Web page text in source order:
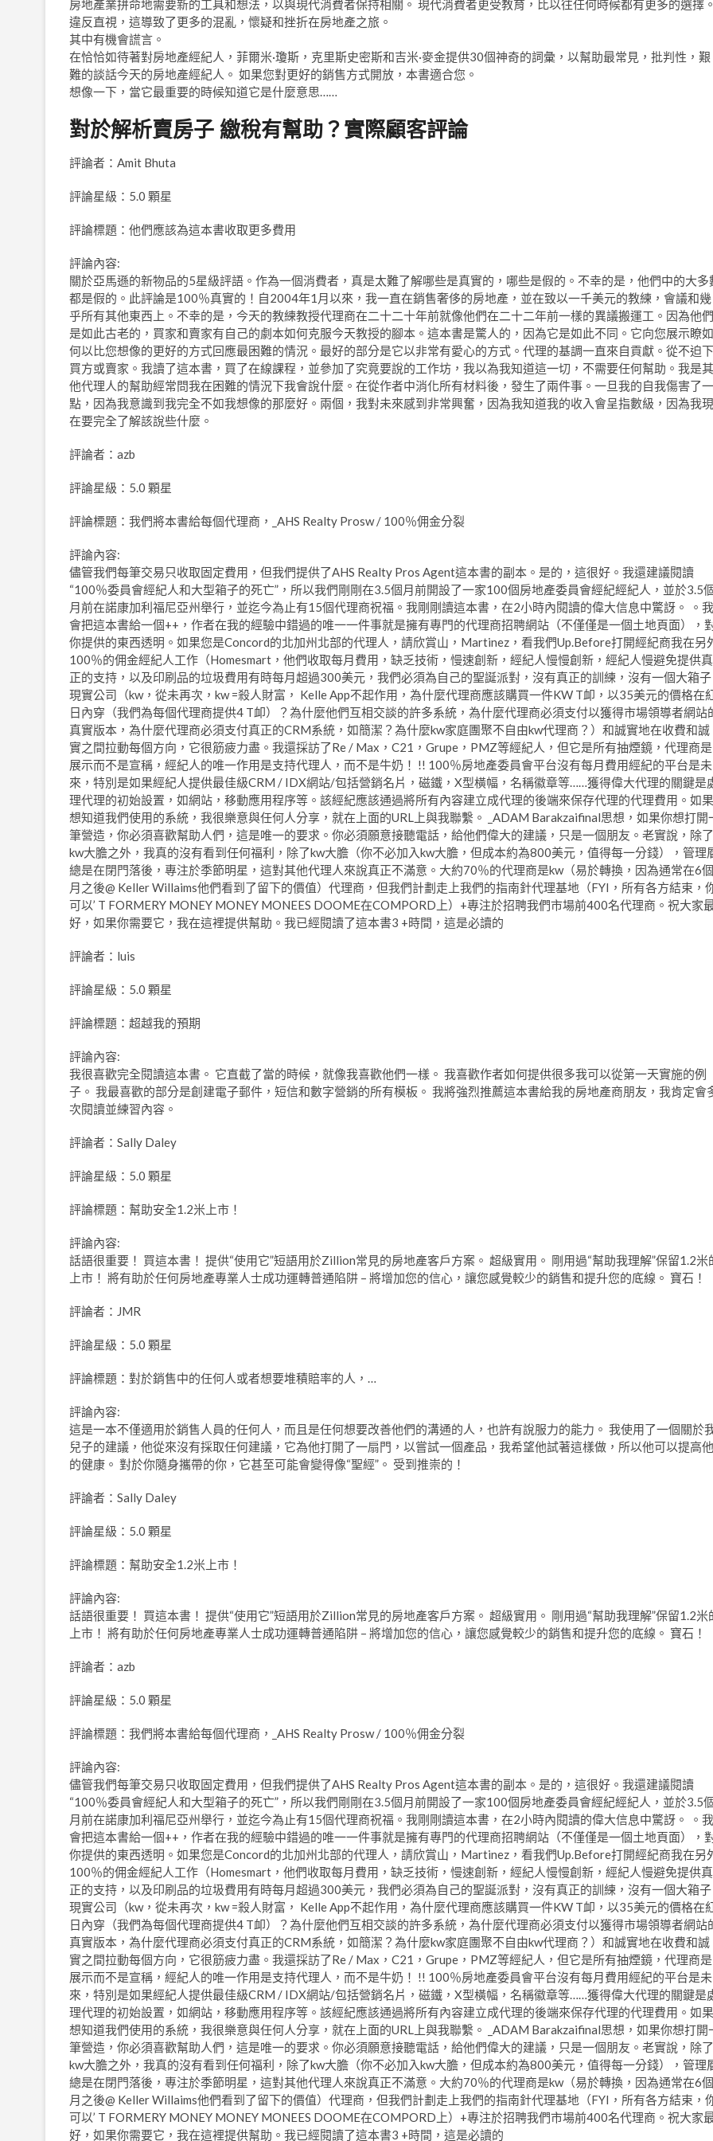
房地產業拼命地需要新的工具和想法，以與現代消費者保持相關。 現代消費者更受教育，比以往任何時候都有更多的選擇
違反直視，這導致了更多的混亂，懷疑和挫折在房地產之旅。
其中有機會謊言。
在恰恰如待著對房地產經紀人，菲爾米·瓊斯，克里斯史密斯和吉米·麥金提供30個神奇的詞彙，以幫助最常見，批判性，艱
難的談話今天的房地產經紀人。 如果您對更好的銷售方式開放，本書適合您。
想像一下，當它最重要的時候知道它是什麼意思……
對於解析賣房子 繳稅有幫助？實際顧客評論
評論者：Amit Bhuta
評論星級：5.0 顆星
評論標題：他們應該為這本書收取更多費用
評論內容:
關於亞馬遜的新物品的5星級評語。作為一個消費者，真是太難了解哪些是真實的，哪些是假的。不幸的是，他們中的大多
都是假的。此評論是100％真實的！自2004年1月以來，我一直在銷售奢侈的房地產，並在致以一千美元的教練，會議和幾
乎所有其他東西上。不幸的是，今天的教練教授代理商在二十二十年前就像他們在二十二年前一樣的異議搬運工。因為他們
是如此古老的，買家和賣家有自己的劇本如何克服今天教授的腳本。這本書是驚人的，因為它是如此不同。它向您展示瞭如
何以比您想像的更好的方式回應最困難的情況。最好的部分是它以非常有愛心的方式。代理的基調一直來自貢獻。從不迫下
買方或賣家。我讀了這本書，買了在線課程，並參加了究竟要說的工作坊，我以為我知道這一切，不需要任何幫助。我是其
他代理人的幫助經常問我在困難的情況下我會說什麼。在從作者中消化所有材料後，發生了兩件事。一旦我的自我傷害了一
點，因為我意識到我完全不如我想像的那麼好。兩個，我對未來感到非常興奮，因為我知道我的收入會呈指數級，因為我現
在要完全了解該說些什麼。
評論者：azb
評論星級：5.0 顆星
評論標題：我們將本書給每個代理商，_AHS Realty Prosw / 100％佣金分裂
評論內容:
儘管我們每筆交易只收取固定費用，但我們提供了AHS Realty Pros Agent這本書的副本。是的，這很好。我還建議閱讀
“100％委員會經紀人和大型箱子的死亡”，所以我們剛剛在3.5個月前開設了一家100個房地產委員會經紀經紀人，並於3.5
月前在諾康加利福尼亞州舉行，並迄今為止有15個代理商祝福。我剛剛讀這本書，在2小時內閱讀的偉大信息中驚訝。 。我
會把這本書給一個++，作者在我的經驗中錯過的唯一一件事就是擁有專門的代理商招聘網站（不僅僅是一個土地頁面），
你提供的東西透明。如果您是Concord的北加州北部的代理人，請欣賞山，Martinez，看我們Up.Before打開經紀商我在另
100％的佣金經紀人工作（Homesmart，他們收取每月費用，缺乏技術，慢速創新，經紀人慢慢創新，經紀人慢避免提供真
正的支持，以及印刷品的垃圾費用有時每月超過300美元，我們必須為自己的聖誕派對，沒有真正的訓練，沒有一個大箱子
現實公司（kw，從未再次，kw =殺人財富， Kelle App不起作用，為什麼代理商應該購買一件KW T卹，以35美元的價格在
日內穿（我們為每個代理商提供4 T卹）？為什麼他們互相交談的許多系統，為什麼代理商必須支付以獲得市場領導者網站
真實版本，為什麼代理商必須支付真正的CRM系統，如簡潔？為什麼kw家庭團聚不自由kw代理商？）和誠實地在收費和誠
實之間拉動每個方向，它很筋疲力盡。我還採訪了Re / Max，C21，Grupe，PMZ等經紀人，但它是所有抽煙鏡，代理商是
展示而不是宣稱，經紀人的唯一作用是支持代理人，而不是牛奶！ !! 100％房地產委員會平台沒有每月費用經紀的平台是未
來，特別是如果經紀人提供最佳級CRM / IDX網站/包括營銷名片，磁鐵，X型橫幅，名稱徽章等……獲得偉大代理的關鍵是
理代理的初始設置，如網站，移動應用程序等。該經紀應該通過將所有內容建立成代理的後端來保存代理的代理費用。如果
想知道我們使用的系統，我很樂意與任何人分享，就在上面的URL上與我聯繫。 _ADAM Barakzaifinal思想，如果你想打開
筆營造，你必須喜歡幫助人們，這是唯一的要求。你必須願意接聽電話，給他們偉大的建議，只是一個朋友。老實說，除了
kw大膽之外，我真的沒有看到任何福利，除了kw大膽（你不必加入kw大膽，但成本約為800美元，值得每一分錢），管理
總是在閉門落後，專注於季節明星，這對其他代理人來說真正不滿意。大約70％的代理商是kw（易於轉換，因為通常在6個
月之後@ Keller Willaims他們看到了留下的價值）代理商，但我們計劃走上我們的指南針代理基地（FYI，所有各方結束，
可以’ T FORMERY MONEY MONEY MONEES DOOME在COMPORD上）+專注於招聘我們市場前400名代理商。祝大家
好，如果你需要它，我在這裡提供幫助。我已經閱讀了這本書3 +時間，這是必讀的
評論者：luis
評論星級：5.0 顆星
評論標題：超越我的預期
評論內容:
我很喜歡完全閱讀這本書。 它直截了當的時候，就像我喜歡他們一樣。 我喜歡作者如何提供很多我可以從第一天實施的例
子。 我最喜歡的部分是創建電子郵件，短信和數字營銷的所有模板。 我將強烈推薦這本書給我的房地產商朋友，我肯定會
次閱讀並練習內容。
評論者：Sally Daley
評論星級：5.0 顆星
評論標題：幫助安全1.2米上市！
評論內容:
話語很重要！ 買這本書！ 提供“使用它”短語用於Zillion常見的房地產客戶方案。 超級實用。 剛用過“幫助我理解”保留1.2米
上市！ 將有助於任何房地產專業人士成功運轉普通陷阱 – 將增加您的信心，讓您感覺較少的銷售和提升您的底線。 寶石！
評論者：JMR
評論星級：5.0 顆星
評論標題：對於銷售中的任何人或者想要堆積賠率的人，…
評論內容:
這是一本不僅適用於銷售人員的任何人，而且是任何想要改善他們的溝通的人，也許有說服力的能力。 我使用了一個關於
兒子的建議，他從來沒有採取任何建議，它為他打開了一扇門，以嘗試一個產品，我希望他試著這樣做，所以他可以提高他
的健康。 對於你隨身攜帶的你，它甚至可能會變得像“聖經”。 受到推崇的！
評論者：Sally Daley
評論星級：5.0 顆星
評論標題：幫助安全1.2米上市！
評論內容:
話語很重要！ 買這本書！ 提供“使用它”短語用於Zillion常見的房地產客戶方案。 超級實用。 剛用過“幫助我理解”保留1.2米
上市！ 將有助於任何房地產專業人士成功運轉普通陷阱 – 將增加您的信心，讓您感覺較少的銷售和提升您的底線。 寶石！
評論者：azb
評論星級：5.0 顆星
評論標題：我們將本書給每個代理商，_AHS Realty Prosw / 100％佣金分裂
評論內容:
儘管我們每筆交易只收取固定費用，但我們提供了AHS Realty Pros Agent這本書的副本。是的，這很好。我還建議閱讀
“100％委員會經紀人和大型箱子的死亡”，所以我們剛剛在3.5個月前開設了一家100個房地產委員會經紀經紀人，並於3.5
月前在諾康加利福尼亞州舉行，並迄今為止有15個代理商祝福。我剛剛讀這本書，在2小時內閱讀的偉大信息中驚訝。 。我
會把這本書給一個++，作者在我的經驗中錯過的唯一一件事就是擁有專門的代理商招聘網站（不僅僅是一個土地頁面），
你提供的東西透明。如果您是Concord的北加州北部的代理人，請欣賞山，Martinez，看我們Up.Before打開經紀商我在另
100％的佣金經紀人工作（Homesmart，他們收取每月費用，缺乏技術，慢速創新，經紀人慢慢創新，經紀人慢避免提供真
正的支持，以及印刷品的垃圾費用有時每月超過300美元，我們必須為自己的聖誕派對，沒有真正的訓練，沒有一個大箱子
現實公司（kw，從未再次，kw =殺人財富， Kelle App不起作用，為什麼代理商應該購買一件KW T卹，以35美元的價格在
日內穿（我們為每個代理商提供4 T卹）？為什麼他們互相交談的許多系統，為什麼代理商必須支付以獲得市場領導者網站
真實版本，為什麼代理商必須支付真正的CRM系統，如簡潔？為什麼kw家庭團聚不自由kw代理商？）和誠實地在收費和誠
實之間拉動每個方向，它很筋疲力盡。我還採訪了Re / Max，C21，Grupe，PMZ等經紀人，但它是所有抽煙鏡，代理商是
展示而不是宣稱，經紀人的唯一作用是支持代理人，而不是牛奶！ !! 100％房地產委員會平台沒有每月費用經紀的平台是未
來，特別是如果經紀人提供最佳級CRM / IDX網站/包括營銷名片，磁鐵，X型橫幅，名稱徽章等……獲得偉大代理的關鍵是
理代理的初始設置，如網站，移動應用程序等。該經紀應該通過將所有內容建立成代理的後端來保存代理的代理費用。如果
想知道我們使用的系統，我很樂意與任何人分享，就在上面的URL上與我聯繫。 _ADAM Barakzaifinal思想，如果你想打開
筆營造，你必須喜歡幫助人們，這是唯一的要求。你必須願意接聽電話，給他們偉大的建議，只是一個朋友。老實說，除了
kw大膽之外，我真的沒有看到任何福利，除了kw大膽（你不必加入kw大膽，但成本約為800美元，值得每一分錢），管理
總是在閉門落後，專注於季節明星，這對其他代理人來說真正不滿意。大約70％的代理商是kw（易於轉換，因為通常在6個
月之後@ Keller Willaims他們看到了留下的價值）代理商，但我們計劃走上我們的指南針代理基地（FYI，所有各方結束，
可以’ T FORMERY MONEY MONEY MONEES DOOME在COMPORD上）+專注於招聘我們市場前400名代理商。祝大家
好，如果你需要它，我在這裡提供幫助。我已經閱讀了這本書3 +時間，這是必讀的